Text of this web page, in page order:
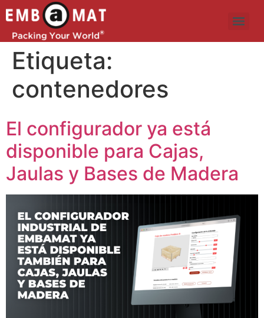
Etiqueta:
contenedores
El configurador ya está
disponible para Cajas,
Jaulas y Bases de Madera